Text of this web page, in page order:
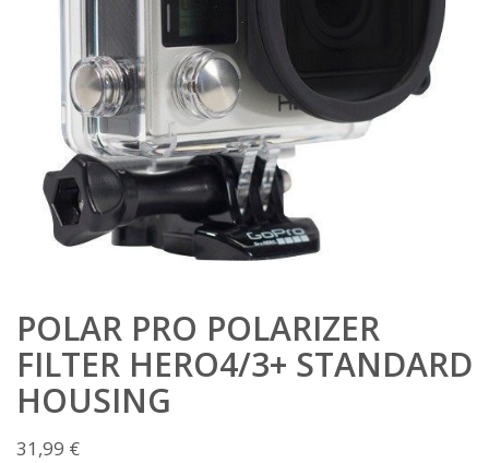
POLAR PRO POLARIZER
FILTER HERO4/3+ STANDARD
HOUSING
31,99 €